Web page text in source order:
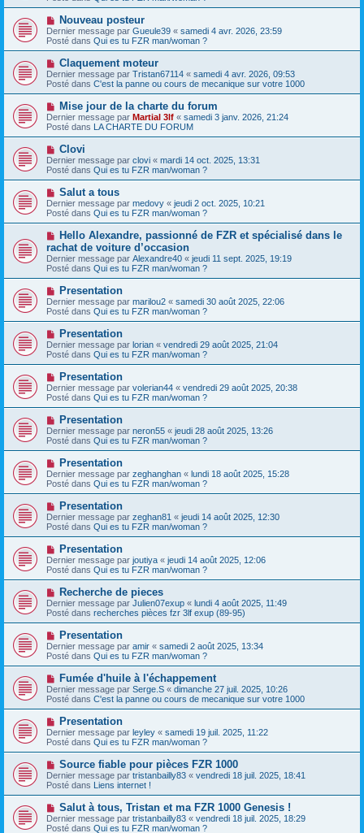
e
e
s
a
g
e
v
e
a
u
m
e
s
s
a
g
e
N
o
u
v
a
u
m
e
s
a
g
e
Nouveau posteur
Dernier message par Gueule39 « samedi 4 avr. 2026, 23:59
Posté dans Qui es tu FZR man/woman ?
N
o
u
v
e
a
u
m
e
s
s
a
g
e
Claquement moteur
Dernier message par Tristan67114 « samedi 4 avr. 2026, 09:53
Posté dans C'est la panne ou cours de mecanique sur votre 1000
N
o
u
v
a
u
m
e
s
s
a
g
e
Mise jour de la charte du forum
Dernier message par Martial 3lf « samedi 3 janv. 2026, 21:24
Posté dans LA CHARTE DU FORUM
N
o
u
v
e
a
u
m
e
s
a
g
e
Clovi
Dernier message par clovi « mardi 14 oct. 2025, 13:31
Posté dans Qui es tu FZR man/woman ?
N
o
u
v
e
a
u
m
e
s
s
a
g
e
Salut a tous
Dernier message par medovy « jeudi 2 oct. 2025, 10:21
Posté dans Qui es tu FZR man/woman ?
N
u
v
e
a
m
e
s
s
a
g
e
Hello Alexandre, passionné de FZR et spécialisé dans le
rachat de voiture d’occasion
Dernier message par Alexandre40 « jeudi 11 sept. 2025, 19:19
Posté dans Qui es tu FZR man/woman ?
N
o
u
v
e
a
u
m
e
s
a
g
e
Presentation
Dernier message par marilou2 « samedi 30 août 2025, 22:06
Posté dans Qui es tu FZR man/woman ?
N
o
u
v
e
a
u
m
e
s
a
g
e
Presentation
Dernier message par lorian « vendredi 29 août 2025, 21:04
Posté dans Qui es tu FZR man/woman ?
N
o
u
v
e
a
u
m
e
s
a
g
e
Presentation
Dernier message par volerian44 « vendredi 29 août 2025, 20:38
Posté dans Qui es tu FZR man/woman ?
N
o
u
v
e
a
u
m
e
s
a
g
e
Presentation
Dernier message par neron55 « jeudi 28 août 2025, 13:26
Posté dans Qui es tu FZR man/woman ?
N
o
u
v
e
a
u
m
e
s
a
g
e
Presentation
Dernier message par zeghanghan « lundi 18 août 2025, 15:28
Posté dans Qui es tu FZR man/woman ?
N
o
u
v
e
a
u
m
e
s
a
g
e
Presentation
Dernier message par zeghan81 « jeudi 14 août 2025, 12:30
Posté dans Qui es tu FZR man/woman ?
N
o
u
v
e
a
u
m
e
s
a
g
e
Presentation
Dernier message par joutiya « jeudi 14 août 2025, 12:06
Posté dans Qui es tu FZR man/woman ?
N
o
u
v
e
a
u
m
e
s
a
g
e
Recherche de pieces
Dernier message par Julien07exup « lundi 4 août 2025, 11:49
Posté dans recherches pièces fzr 3lf exup (89-95)
N
o
u
v
e
a
u
m
e
s
a
g
e
Presentation
Dernier message par amir « samedi 2 août 2025, 13:34
Posté dans Qui es tu FZR man/woman ?
N
o
u
v
e
a
u
m
e
s
s
a
g
e
Fumée d'huile à l'échappement
Dernier message par Serge.S « dimanche 27 juil. 2025, 10:26
Posté dans C'est la panne ou cours de mecanique sur votre 1000
N
o
u
v
e
a
u
m
e
s
s
a
Presentation
Dernier message par leyley « samedi 19 juil. 2025, 11:22
Posté dans Qui es tu FZR man/woman ?
N
o
u
v
e
a
u
m
Source fiable pour pièces FZR 1000
Dernier message par tristanbailly83 « vendredi 18 juil. 2025, 18:41
Posté dans Liens internet !
N
o
u
Salut à tous, Tristan et ma FZR 1000 Genesis !
Dernier message par tristanbailly83 « vendredi 18 juil. 2025, 18:29
Posté dans Qui es tu FZR man/woman ?